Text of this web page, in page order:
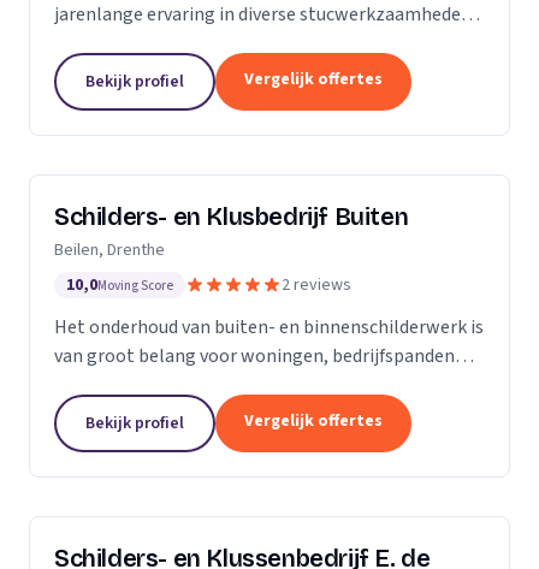
jarenlange ervaring in diverse stucwerkzaamheden.
voorbereidingen, apparatuur, kleurkeuzes en andere
details. Onze...
Bekijk profiel Vergelijk offertes
Schilders- en Klusbedrijf Buiten
Beilen, Drenthe
10,0Moving Score 2 reviews
Het onderhoud van buiten- en binnenschilderwerk is
van groot belang voor woningen, bedrijfspanden
heeft ook een beschermende functie tegen...
Bekijk profiel Vergelijk offertes
Schilders- en Klussenbedrijf E. de